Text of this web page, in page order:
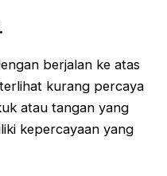
berjalan ke atas
kurang percaya
atau tangan yang
kepercayaan yang